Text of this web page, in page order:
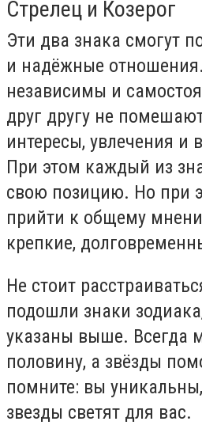
Стрелец и Козерог
Эти два знака смогут
и надёжные
независимы и
друг другу не
интересы, увлечения и
При этом каждый из
свою позицию. Но при
прийти к общему
крепкие,
Не стоит
подошли знаки
указаны выше. Всегда
половину, а звёзды
помните: вы
звезды светят для вас.